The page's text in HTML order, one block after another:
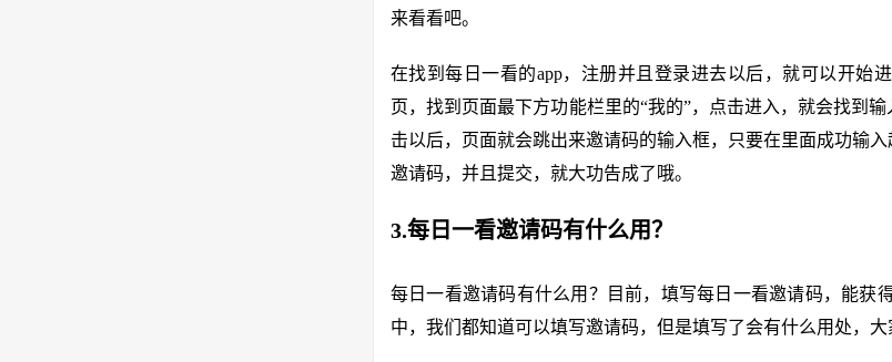
来看看吧。
在找到每日一看的app，注册并且登录进去以后，就可以开始
页，找到页面最下方功能栏里的“我的”，点击进入，就会找到
击以后，页面就会跳出来邀请码的输入框，只要在里面成功输
邀请码，并且提交，就大功告成了哦。
3.每日一看邀请码有什么用？
每日一看邀请码有什么用？目前，填写每日一看邀请码，能获
中，我们都知道可以填写邀请码，但是填写了会有什么用处，大